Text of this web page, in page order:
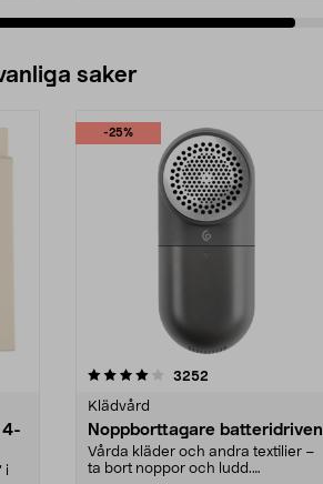
saker
4-
i
-25%
3252
Klädvård
Noppborttagare batteridriven
Vårda kläder och andra textilier –
ta bort noppor och ludd.
4.5av 5 stjärnor